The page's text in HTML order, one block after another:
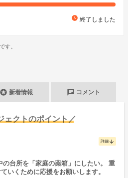
watch_later 終了しました
です。
stars 新着情報 chat コメント
ェクトのポイント／
詳細 arrow_downward
台所を「家庭の薬箱」にしたい。 重
いくために応援をお願いします。